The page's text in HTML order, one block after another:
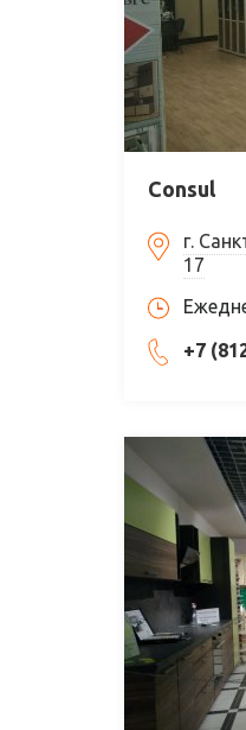
Consul
г.
17
+7